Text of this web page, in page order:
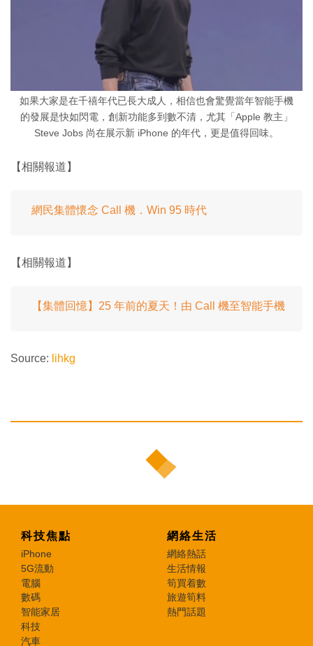
如果大家是在千禧年代已長大成人，相信也會驚覺當年智能手機
的發展是快如閃電，創新功能多到數不清，尤其「Apple 教主」
Steve Jobs 尚在展示新 iPhone 的年代，更是值得回味。
【相關報道】
網民集體懷念 Call 機．Win 95 時代
【相關報道】
【集體回憶】25 年前的夏天！由 Call 機至智能手機
Source: lihkg
科技焦點
iPhone
5G流動
電腦
數碼
智能家居
科技
汽車
網絡生活
網絡熱話
生活情報
筍買着數
旅遊筍料
熱門話題